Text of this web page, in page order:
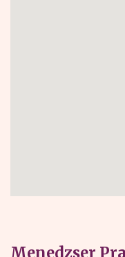
Menedzser